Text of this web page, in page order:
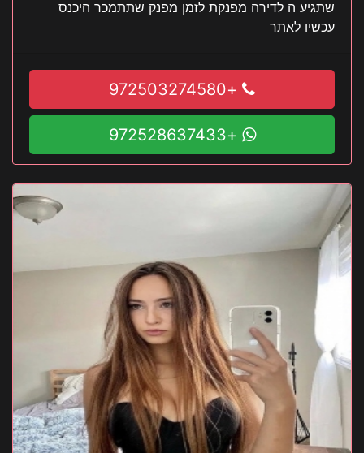
שתגיע ה לדירה מפנקת לזמן מפנק שתתמכר היכנס
עכשיו לאתר
+972503274580
+972528637433